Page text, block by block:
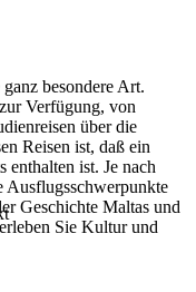
besondere Art.
Verfügung, von
über die
Reisen ist, daß ein
enthalten ist. Je nach
Ausflugsschwerpunkte
Geschichte Maltas und
Sie Kultur und